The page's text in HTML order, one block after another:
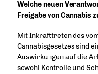
Welche neuen
Freigabe von Cannabis
Mit Inkrafttreten des
Cannabisgesetzes sind
Auswirkungen auf die
sowohl Kontrolle und